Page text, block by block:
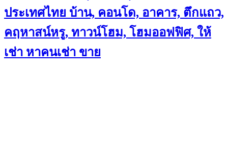
ประเทศไทย บ้าน, คอนโด, อาคาร, ตึกแถว,
คฤหาสน์หรู, ทาวน์โฮม, โฮมออฟฟิศ, ให้
เช่า หาคนเช่า ขาย